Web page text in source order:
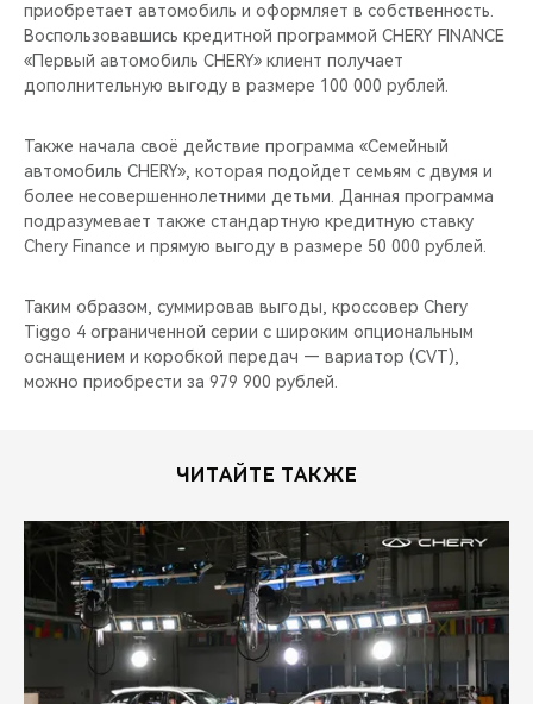
приобретает автомобиль и оформляет в собственность.
Воспользовавшись кредитной программой CHERY FINANCE
«Первый автомобиль CHERY» клиент получает
дополнительную выгоду в размере 100 000 рублей.
Также начала своё действие программа «Семейный
автомобиль CHERY», которая подойдет семьям с двумя и
более несовершеннолетними детьми. Данная программа
подразумевает также стандартную кредитную ставку
Chery Finance и прямую выгоду в размере 50 000 рублей.
Таким образом, суммировав выгоды, кроссовер Chery
Tiggo 4 ограниченной серии с широким опциональным
оснащением и коробкой передач — вариатор (CVT),
можно приобрести за 979 900 рублей.
ЧИТАЙТЕ ТАКЖЕ